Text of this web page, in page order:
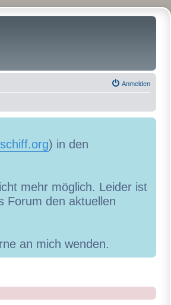
Anmelden
) in den
mehr möglich. Leider ist
Forum den aktuellen
an mich wenden.